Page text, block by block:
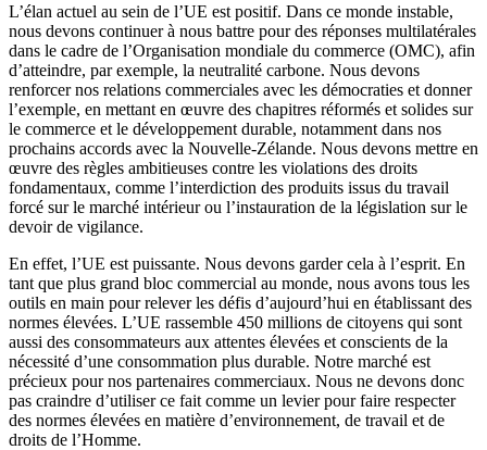
L’élan actuel au sein de l’UE est positif. Dans ce monde instable,
nous devons continuer à nous battre pour des réponses multilatérales
dans le cadre de l’Organisation mondiale du commerce (OMC), afin
d’atteindre, par exemple, la neutralité carbone. Nous devons
renforcer nos relations commerciales avec les démocraties et donner
l’exemple, en mettant en œuvre des chapitres réformés et solides sur
le commerce et le développement durable, notamment dans nos
prochains accords avec la Nouvelle-Zélande. Nous devons mettre en
œuvre des règles ambitieuses contre les violations des droits
fondamentaux, comme l’interdiction des produits issus du travail
forcé sur le marché intérieur ou l’instauration de la législation sur le
devoir de vigilance.
En effet, l’UE est puissante. Nous devons garder cela à l’esprit. En
tant que plus grand bloc commercial au monde, nous avons tous les
outils en main pour relever les défis d’aujourd’hui en établissant des
normes élevées. L’UE rassemble 450 millions de citoyens qui sont
aussi des consommateurs aux attentes élevées et conscients de la
nécessité d’une consommation plus durable. Notre marché est
précieux pour nos partenaires commerciaux. Nous ne devons donc
pas craindre d’utiliser ce fait comme un levier pour faire respecter
des normes élevées en matière d’environnement, de travail et de
droits de l’Homme.